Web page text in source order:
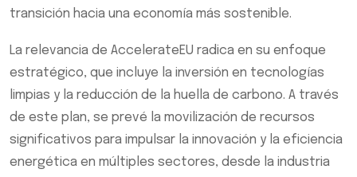
transición hacia una economía más sostenible.
La relevancia de AccelerateEU radica en su enfoque
estratégico, que incluye la inversión en tecnologías
limpias y la reducción de la huella de carbono. A través
de este plan, se prevé la movilización de recursos
significativos para impulsar la innovación y la eficiencia
energética en múltiples sectores, desde la industria